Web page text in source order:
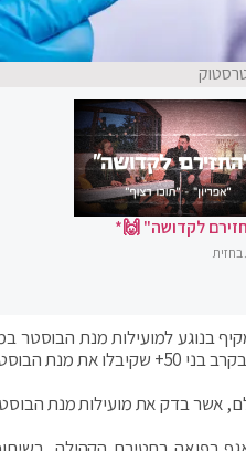
לקדושה" 🙌*
בנוגע למועילות מנת
אשר בדק את מועילות מנת